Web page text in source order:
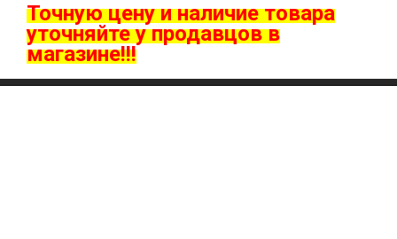
Точную цену и наличие товара
уточняйте у продавцов в
магазине!!!